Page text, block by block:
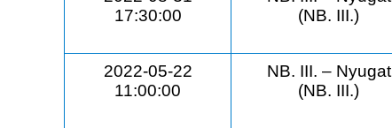
17:30:00
(NB. III.)
2022-05-22
11:00:00
NB. III. – Nyugat
(NB. III.)